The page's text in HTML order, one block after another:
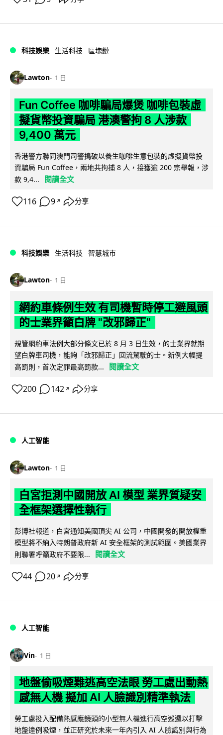
科技娛樂 生活科技 區塊鏈
Lawton 1 日
Fun Coffee 咖啡騙局爆煲 咖啡包裝虛
擬貨幣投資騙局 港澳警拘 8 人涉款
9,400 萬元
香港警方聯同澳門司警搗破以養生咖啡生意包裝的虛擬貨幣投
資騙局 Fun Coffee，兩地共拘捕 8 人，接獲逾 200 宗舉報，涉
款 9,4...
閱讀全文
116 9 ↗ 分享
科技娛樂 生活科技 智慧城市
Lawton 1 日
網約車條例生效 有司機暫時停工避風頭
的士業界籲白牌 "改邪歸正"
規管網約車法例大部分條文已於 8 月 3 日生效，的士業界就期
望白牌車司機，能夠「改邪歸正」回流駕駛的士。新例大幅提
高罰則，首次定罪最高罰款...
閱讀全文
200 142 ↗ 分享
人工智能
Lawton 1 日
白宮拒測中國開放 AI 模型 業界質疑安
全框架選擇性執行
彭博社報道，白宮通知美國頂尖 AI 公司，中國開發的開放權重
模型將不納入特朗普政府新 AI 安全框架的測試範圍。美國業界
則聯署呼籲政府不要限...
閱讀全文
44 20 ↗ 分享
人工智能
Vin 1 日
地盤偷吸煙難逃高空法眼 勞工處出動熱
感無人機 擬加 AI 人臉識別精準執法
勞工處投入配備熱感應鏡頭的小型無人機進行高空巡邏以打擊
地盤違例吸煙，並正研究於未來一年內引入 AI 人臉識別與行為